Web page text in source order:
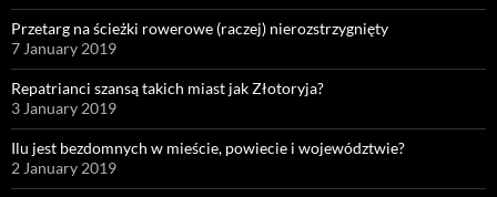
Przetarg na ścieżki rowerowe (raczej) nierozstrzygnięty
7 January 2019
Repatrianci szansą takich miast jak Złotoryja?
3 January 2019
Ilu jest bezdomnych w mieście, powiecie i województwie?
2 January 2019